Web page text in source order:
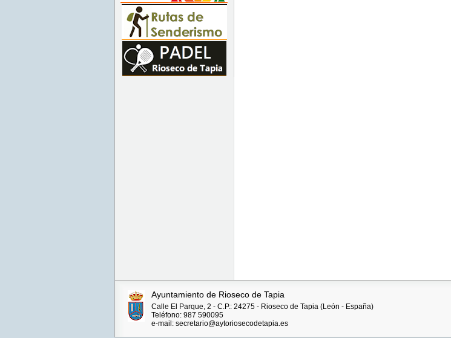
Ayuntamiento de Rioseco de Tapia
Calle El Parque, 2 - C.P.: 24275 - Rioseco de Tapia (León - España)
Teléfono: 987 590095
e-mail: secretario@aytoriosecodetapia.es